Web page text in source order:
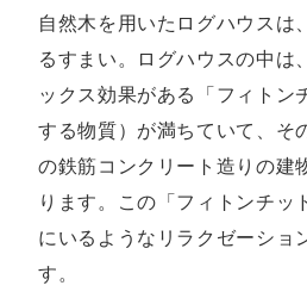
自然木を用いたログハウスは
るすまい。ログハウスの中は
ックス効果がある「フィトン
する物質）が満ちていて、そ
の鉄筋コンクリート造りの建
ります。この「フィトンチッ
にいるようなリラクゼーショ
す。